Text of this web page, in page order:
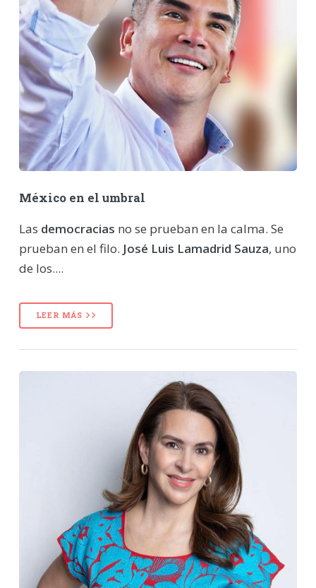
México en el umbral
Las democracias no se prueban en la calma. Se
prueban en el filo. José Luis Lamadrid Sauza, uno
de los....
LEER MÁS